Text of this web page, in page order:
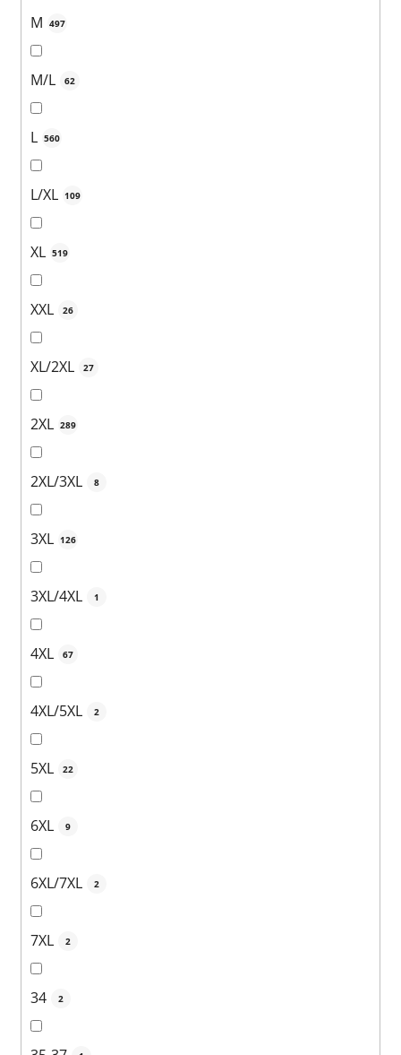
M 497
M/L 62
L 560
L/XL 109
XL 519
XXL 26
XL/2XL 27
2XL 289
2XL/3XL 8
3XL 126
3XL/4XL 1
4XL 67
4XL/5XL 2
5XL 22
6XL 9
6XL/7XL 2
7XL 2
34 2